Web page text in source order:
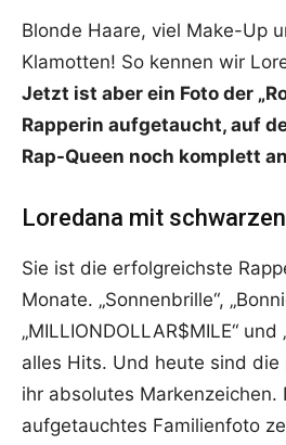
Blonde Haare, viel Make-Up
Klamotten! So kennen wir
Jetzt ist aber ein Foto der
Rapperin aufgetaucht, auf
Rap-Queen noch komplett
Loredana mit
Sie ist die erfolgreichste
Monate. „Sonnenbrille“,
„MILLIONDOLLAR$MILE“ und
alles Hits. Und heute sind
ihr absolutes Markenzeichen.
aufgetauchtes Familienfoto